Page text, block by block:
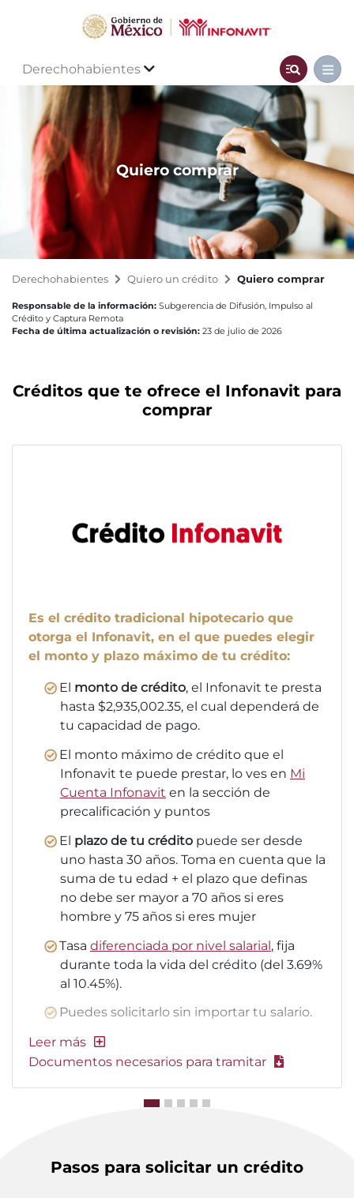
Derechohabientes
Quiero comprar
Derechohabientes Quiero un crédito Quiero comprar
Responsable de la información: Subgerencia de Difusión, Impulso al
Crédito y Captura Remota
Fecha de última actualización o revisión: 23 de julio de 2026
Créditos que te ofrece el Infonavit para
comprar
Es el crédito tradicional hipotecario que
otorga el Infonavit, en el que puedes elegir
el monto y plazo máximo de tu crédito:
El monto de crédito, el Infonavit te presta
hasta $2,935,002.35, el cual dependerá de
tu capacidad de pago.
El monto máximo de crédito que el
Infonavit te puede prestar, lo ves en Mi
Cuenta Infonavit en la sección de
precalificación y puntos
El plazo de tu crédito puede ser desde
uno hasta 30 años. Toma en cuenta que la
suma de tu edad + el plazo que definas
no debe ser mayor a 70 años si eres
hombre y 75 años si eres mujer
Tasa diferenciada por nivel salarial, fija
durante toda la vida del crédito (del 3.69%
al 10.45%).
Puedes solicitarlo sin importar tu salario.
Documentos necesarios para tramitar
Pasos para solicitar un crédito